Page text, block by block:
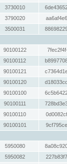
3730010
3790020
3500031
90100122
90100112
90100121
90100120
90100100
90100111
90100110
90100101
5950080
5950082